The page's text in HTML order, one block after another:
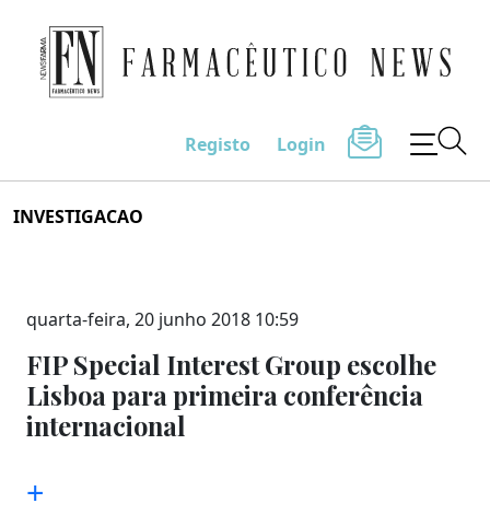
to
Farmacêutico News
Registo Login
INVESTIGACAO
quarta-feira, 20 junho 2018 10:59
FIP Special Interest Group escolhe
Lisboa para primeira conferência
internacional
+